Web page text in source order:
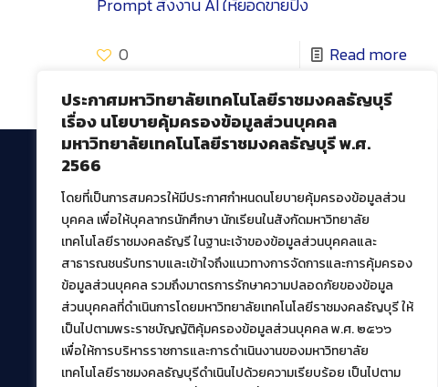
ประกาศมหาวิทยาลัยเทคโนโลยีราชมงคลธัญบุรี
เรื่อง นโยบายคุ้มครองข้อมูลส่วนบุคคล
มหาวิทยาลัยเทคโนโลยีราชมงคลธัญบุรี พ.ศ.
2566
โดยที่เป็นการสมควรให้มีประกาศกำหนดนโยบายคุ้มครองข้อมูลส่วน
บุคคล เพื่อให้บุคลากรนักศึกษา นักเรียนในสังกัดมหาวิทยาลัย
เทคโนโลยีราชมงคลธัญรี ในฐานะเจ้าของข้อมูลส่วนบุคคลและ
สาธารณชนรับทราบและเข้าใจถึงแนวทางการจัดการและการคุ้มครอง
ข้อมูลส่วนบุคคล รวมถึงมาตรการรักษาความปลอดภัยของข้อมูล
ส่วนบุคคลที่ดำเนินการโดยมหาวิทยาลัยเทคโนโลยีราชมงคลธัญบุรี ให้
เป็นไปตามพระราชบัญญัติคุ้มครองข้อมูลส่วนบุคคล พ.ศ. ๒๕๖๖
เพื่อให้การบริหารราชการและการดำเนินงานของมหาวิทยาลัย
เทคโนโลยีราชมงคลธัญบุรีดำเนินไปด้วยความเรียบร้อย เป็นไปตาม
Prompt สั่งงาน AI ให้ยอดขายปัง
0
Read more
สำนักวิทยบริการและเทคโนโลยีสารสนเทศ
มหาวิทยาลัยเทคโนโลยีราชมงคลธัญบุรี
39 หมู่ที่ 1 ตำบลคลองหก อำเภอคลองหลวง จังหวัด
ปทุมธานี 12120
เผยแพร่ข้อมูลโดย.บุคลากร สวส.
สร้างและพัฒนาโดย.
ฝ่ายพัฒนาและเผยแพร่ข้อมูลเว็บไซต์